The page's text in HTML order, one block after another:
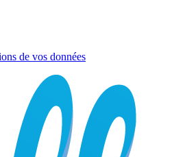
de vos données